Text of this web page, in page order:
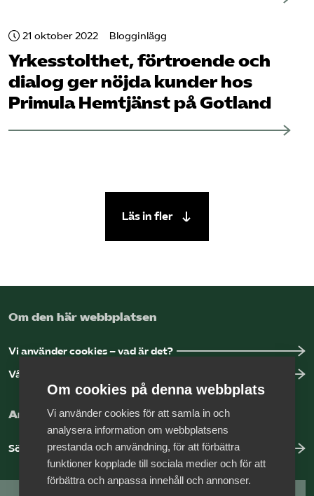
21 oktober 2022 Blogginlägg
Yrkesstolthet, förtroende och
dialog ger nöjda kunder hos
Primula Hemtjänst på Gotland
Läs in fler
Om den här webbplatsen
Vi använder cookies – vad är det?
Vår dataskyddspolicy
Arbeta hos Vårdföretagarna?
Sök jobb hos oss
Om cookies på denna webbplats
Vi använder cookies för att samla in och
analysera information om webbplatsens
prestanda och användning, för att förbättra
funktioner kopplade till sociala medier och för att
förbättra och anpassa innehåll och annonser.